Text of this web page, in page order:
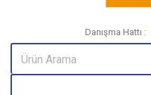
Danışma Hattı :